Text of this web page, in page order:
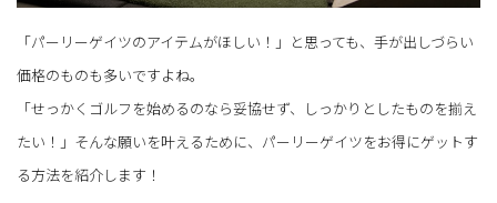
「パーリーゲイツのアイテムがほしい！」と思っても、手が出しづらい
価格のものも多いですよね。
「せっかくゴルフを始めるのなら妥協せず、しっかりとしたものを揃え
たい！」そんな願いを叶えるために、パーリーゲイツをお得にゲットす
る方法を紹介します！